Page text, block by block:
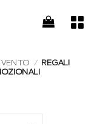
/ REGALI